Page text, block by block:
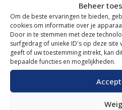
Beheer
Om de beste ervaringen te bieden,
cookies om informatie over je
Door in te stemmen met deze
surfgedrag of unieke ID's op deze site
geeft of uw toestemming intrekt, kan
bepaalde functies en mogelijkheden.
0006
Verkocht
Onze